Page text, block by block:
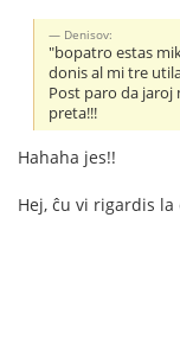
Denisov:
"bopatro estas
donis al mi tre
Post paro da jaroj
preta!!!
Hahaha jes!!
Hej, ĉu vi rigardis la